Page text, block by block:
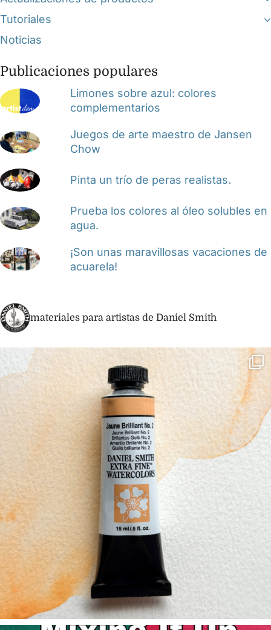
Tutoriales
Noticias
Publicaciones populares
Limones sobre azul: colores
complementarios
Juegos de arte maestro de Jansen
Chow
Pinta un trío de peras realistas.
Prueba los colores al óleo solubles en
agua.
¡Son unas maravillosas vacaciones de
acuarela!
materiales para artistas de Daniel Smith